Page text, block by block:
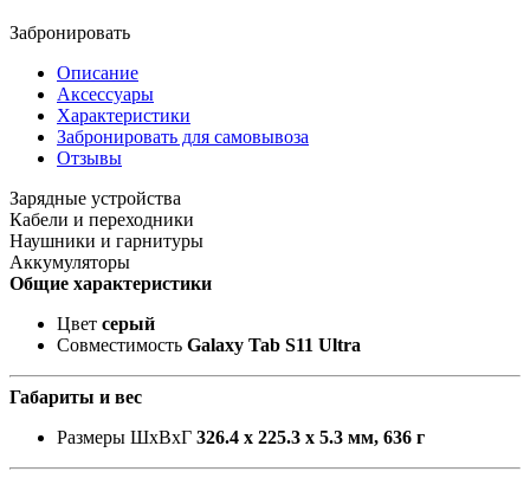
Забронировать
Описание
Аксессуары
Характеристики
Забронировать для самовывоза
Отзывы
Зарядные устройства
Кабели и переходники
Наушники и гарнитуры
Аккумуляторы
Общие характеристики
Цвет серый
Совместимость Galaxy Tab S11 Ultra
Габариты и вес
Размеры ШxВxГ 326.4 x 225.3 x 5.3 мм, 636 г